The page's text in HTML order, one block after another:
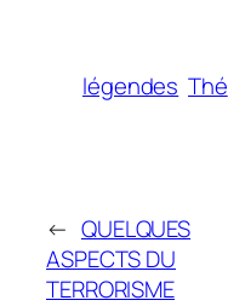
légendes Thé
← QUELQUES
ASPECTS DU
TERRORISME